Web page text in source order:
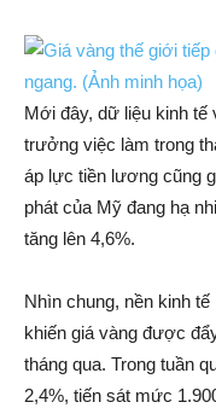
Mới đây, dữ liệu kinh tế
trưởng việc làm trong
áp lực tiền lương cũng
phát của Mỹ đang hạ
tăng lên 4,6%.
Nhìn chung, nền kinh
khiến giá vàng được
tháng qua. Trong tuần
2,4%, tiến sát mức